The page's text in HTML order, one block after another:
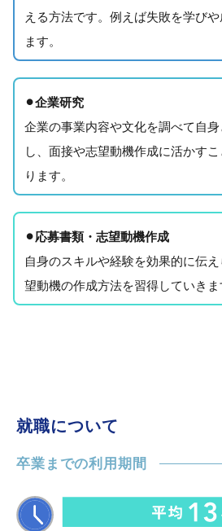
える方法です。例えば失敗を学び
ます。
⚫︎企業研究
企業の事業内容や文化を調べて自
し、面接や志望動機作成に活かす
ります。
⚫︎応募書類・志望動機作成
自身のスキルや経験を効果的に伝
望動機の作成方法を習得していきま
就職について
卒業までの利用期間